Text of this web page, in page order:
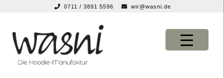
0711 / 3891 5596 wir@wasni.de
Navigation
springen
Inhalt
springen